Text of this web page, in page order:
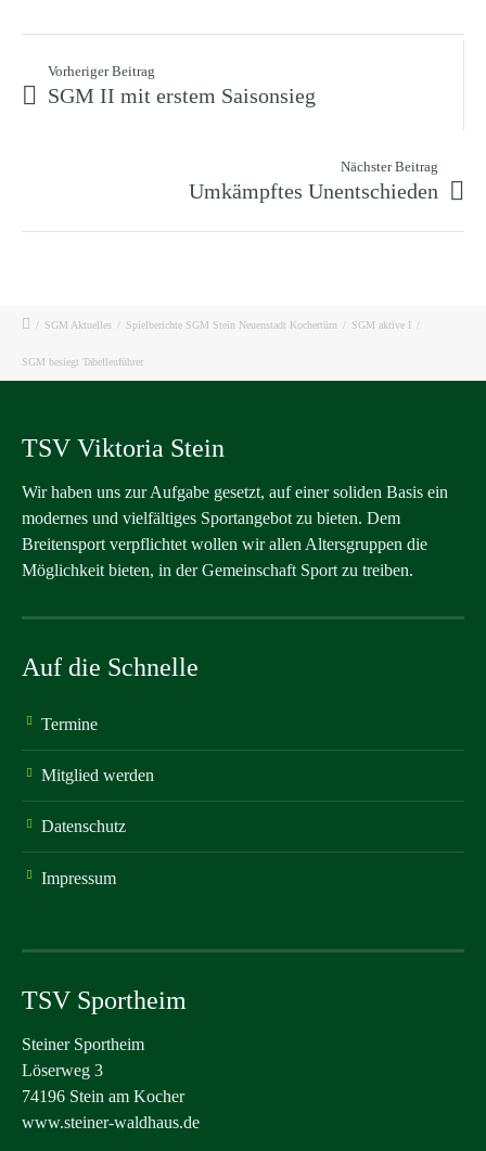
Vorheriger Beitrag
SGM II mit erstem Saisonsieg
Nächster Beitrag
Umkämpftes Unentschieden
/ SGM Aktuelles / Spielberichte SGM Stein Neuenstadt Kochertürn / SGM aktive I /
SGM besiegt Tabellenführer
TSV Viktoria Stein
Wir haben uns zur Aufgabe gesetzt, auf einer soliden Basis ein
modernes und vielfältiges Sportangebot zu bieten. Dem
Breitensport verpflichtet wollen wir allen Altersgruppen die
Möglichkeit bieten, in der Gemeinschaft Sport zu treiben.
Auf die Schnelle
Termine
Mitglied werden
Datenschutz
Impressum
TSV Sportheim
Steiner Sportheim
Löserweg 3
74196 Stein am Kocher
www.steiner-waldhaus.de